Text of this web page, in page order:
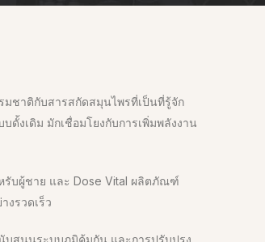
มชาติกับสารสกัดสมุนไพรที่เป็นที่รู้จัก
งเดิม มักเชื่อมโยงกับการเพิ่มพลังงาน
รับผู้ชาย และ Dose Vital ผลิตภัณฑ์
งรวดเร็ว
บสนุนระบบภูมิคุ้มกัน และการปรับปรุง